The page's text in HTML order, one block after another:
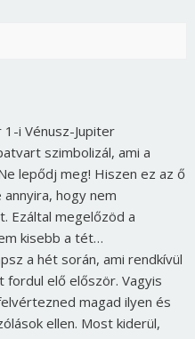
i Vénusz-Jupiter
szimbolizál, ami a
lepődj meg! Hiszen ez az ő
hogy nem
Ezáltal megelőzöd a
kisebb a tét…
a hét során, ami rendkívül
fordul elő először. Vagyis
magad ilyen és
ellen. Most kiderül,